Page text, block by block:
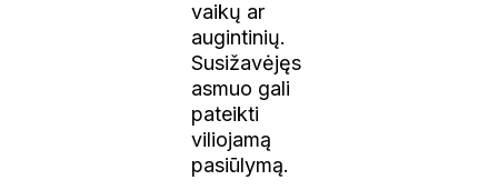
vaikų ar
augintinių.
Susižavėjęs
asmuo gali
pateikti
viliojamą
pasiūlymą.